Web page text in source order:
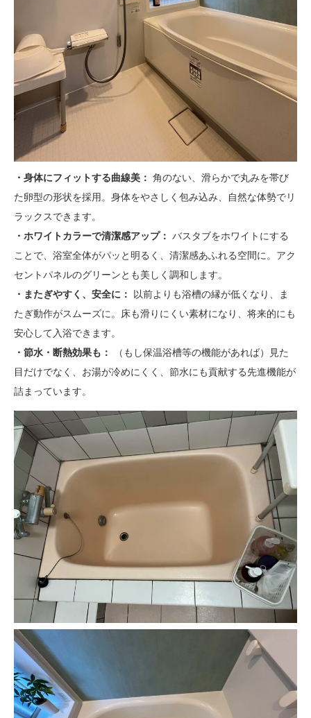
・身体にフィットする曲線美： 角のない、滑らかで丸みを帯び
た卵型の形状を採用。身体をやさしく包み込み、自然な体勢でリ
ラックスできます。
・ ホワイトカラーで清潔感アップ： バスタブをホワイトにする
ことで、浴室全体がパッと明るく、清潔感あふれる空間に。アク
セントパネルのグリーンとも美しく調和します。
・またぎやすく、安全に：
以前よりも浴槽の縁が低くなり、ま
たぎ動作がスムーズに。床も滑りにくい素材になり、将来的にも
安心して入浴できます。
・節水・断熱効果も：
（もし保温浴槽等の機能があれば）見た
目だけでなく、お湯が冷めにくく、節水にも貢献する先進機能が
詰まっています。